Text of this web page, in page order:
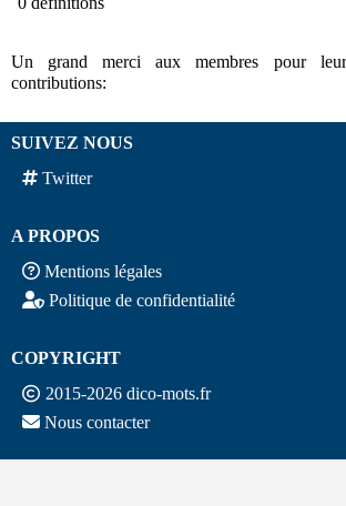
Un grand merci aux membres pour
contributions:
SUIVEZ NOUS
Twitter
A PROPOS
Mentions légales
Politique de confidentialité
COPYRIGHT
2015-2026 dico-mots.fr
Nous contacter